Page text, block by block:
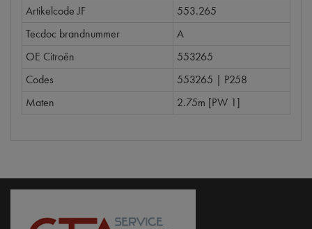
Artikelcode JF
553.265
Tecdoc brandnummer
A
OE Citroën
553265
Codes
553265 | P258
Maten
2.75m [PW 1]